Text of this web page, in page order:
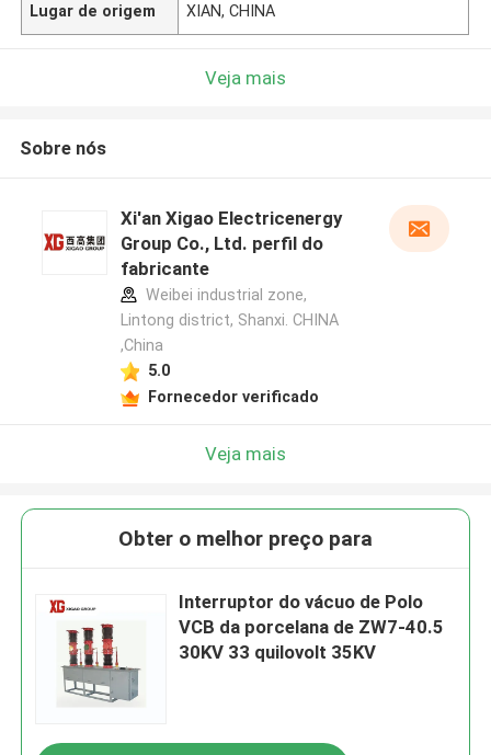
Lugar de origem XIAN, CHINA
Veja mais
Sobre nós
Xi'an Xigao Electricenergy
Group Co., Ltd. perfil do
fabricante
Weibei industrial zone,
Lintong district, Shanxi. CHINA
,China
5.0
Fornecedor verificado
Veja mais
Obter o melhor preço para
Interruptor do vácuo de Polo
VCB da porcelana de ZW7-40.5
30KV 33 quilovolt 35KV